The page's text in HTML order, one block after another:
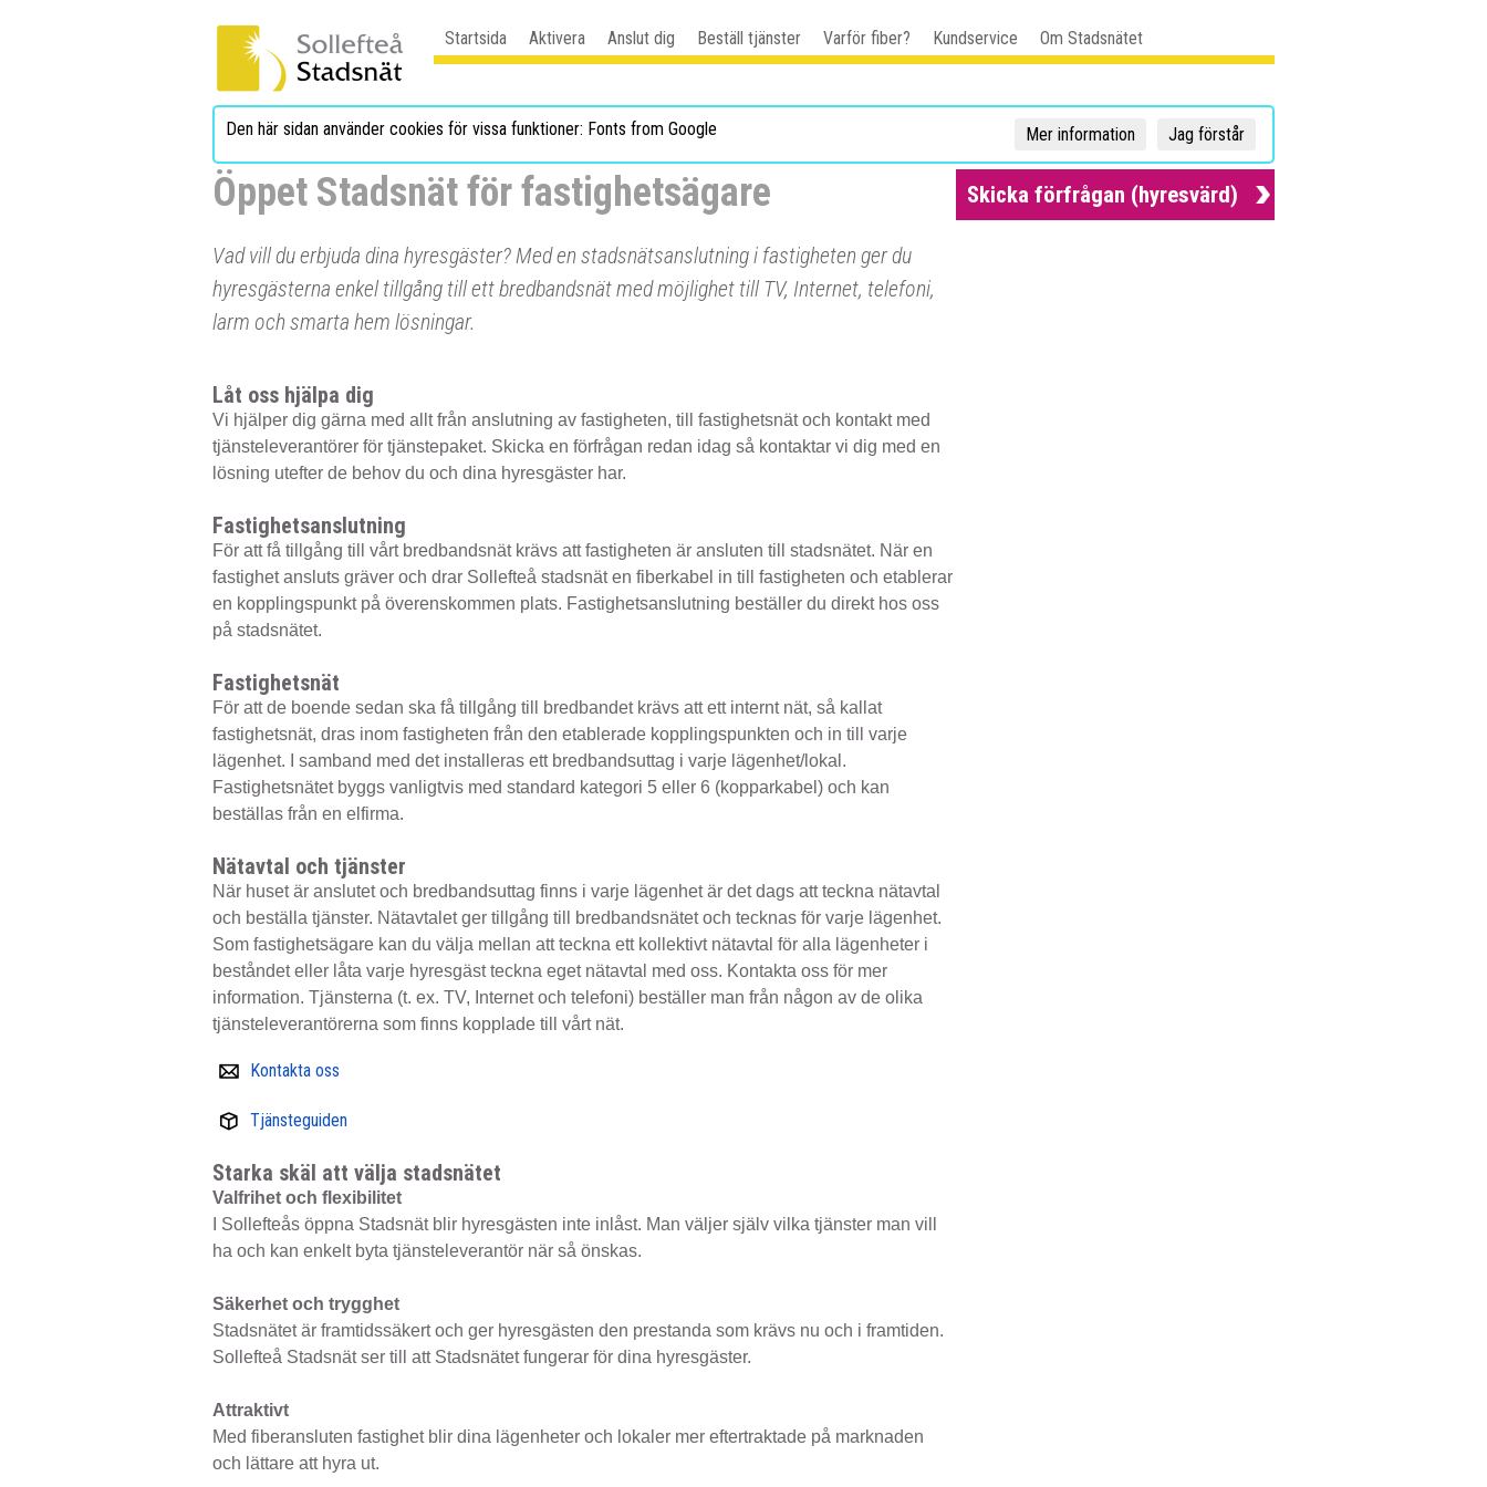
Startsida Aktivera Anslut dig Beställ tjänster Varför fiber? Kundservice Om Stadsnätet
Den här sidan använder cookies för vissa funktioner: Fonts from Google Jag förstår
Mer information
Öppet Stadsnät för fastighetsägare
Vad vill du erbjuda dina hyresgäster? Med en stadsnätsanslutning i fastigheten ger du
hyresgästerna enkel tillgång till ett bredbandsnät med möjlighet till TV, Internet, telefoni,
larm och smarta hem lösningar.
Låt oss hjälpa dig
Vi hjälper dig gärna med allt från anslutning av fastigheten, till fastighetsnät och kontakt med
tjänsteleverantörer för tjänstepaket. Skicka en förfrågan redan idag så kontaktar vi dig med en
lösning utefter de behov du och dina hyresgäster har.
Fastighetsanslutning
För att få tillgång till vårt bredbandsnät krävs att fastigheten är ansluten till stadsnätet. När en
fastighet ansluts gräver och drar Sollefteå stadsnät en fiberkabel in till fastigheten och etablerar
en kopplingspunkt på överenskommen plats. Fastighetsanslutning beställer du direkt hos oss
på stadsnätet.
Fastighetsnät
För att de boende sedan ska få tillgång till bredbandet krävs att ett internt nät, så kallat
fastighetsnät, dras inom fastigheten från den etablerade kopplingspunkten och in till varje
lägenhet. I samband med det installeras ett bredbandsuttag i varje lägenhet/lokal.
Fastighetsnätet byggs vanligtvis med standard kategori 5 eller 6 (kopparkabel) och kan
beställas från en elfirma.
Nätavtal och tjänster
När huset är anslutet och bredbandsuttag finns i varje lägenhet är det dags att teckna nätavtal
och beställa tjänster. Nätavtalet ger tillgång till bredbandsnätet och tecknas för varje lägenhet.
Som fastighetsägare kan du välja mellan att teckna ett kollektivt nätavtal för alla lägenheter i
beståndet eller låta varje hyresgäst teckna eget nätavtal med oss. Kontakta oss för mer
information. Tjänsterna (t. ex. TV, Internet och telefoni) beställer man från någon av de olika
tjänsteleverantörerna som finns kopplade till vårt nät.
Kontakta oss
Tjänsteguiden
Starka skäl att välja stadsnätet
Valfrihet och flexibilitet
I Sollefteås öppna Stadsnät blir hyresgästen inte inlåst. Man väljer själv vilka tjänster man vill
ha och kan enkelt byta tjänsteleverantör när så önskas.
Säkerhet och trygghet
Stadsnätet är framtidssäkert och ger hyresgästen den prestanda som krävs nu och i framtiden.
Sollefteå Stadsnät ser till att Stadsnätet fungerar för dina hyresgäster.
Attraktivt
Med fiberansluten fastighet blir dina lägenheter och lokaler mer eftertraktade på marknaden
och lättare att hyra ut.
Skicka förfrågan (hyresvärd)